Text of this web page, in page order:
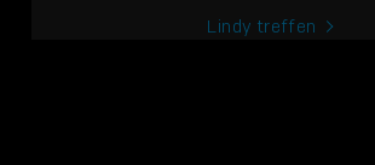
Lindy treffen